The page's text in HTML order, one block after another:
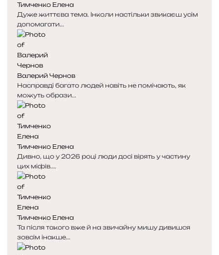
Тимченко Елена
Дуже життєва тема. Інколи настільки звикаєш усім
допомагати...
Валерий Чернов
Насправді багато людей навіть не помічають, як
можуть образи...
Тимченко Елена
Дивно, що у 2026 році люди досі вірять у частину
цих міфів....
Тимченко Елена
Та після такого вже й на звичайну мишу дивишся
зовсім інакше...